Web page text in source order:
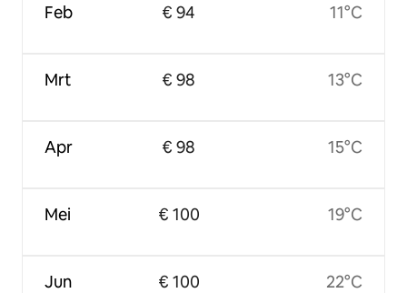
Feb
Mrt
Apr
Mei
Jun
€ 94
€ 98
€ 98
€ 100
€ 100
11°C
13°C
15°C
19°C
22°C